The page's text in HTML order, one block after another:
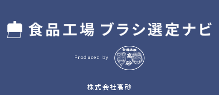
Produced by
株式会社高砂